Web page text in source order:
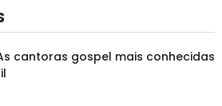
cantoras gospel mais conhecidas